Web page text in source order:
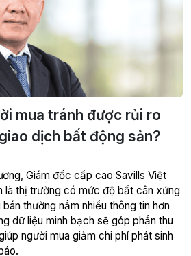
mua tránh được rủi ro
dịch bất động sản?
Giám đốc cấp cao Savills Việt
là thị trường có mức độ bất cân xứng
thường nắm nhiều thông tin hơn
dữ liệu minh bạch sẽ góp phần thu
người mua giảm chi phí phát sinh